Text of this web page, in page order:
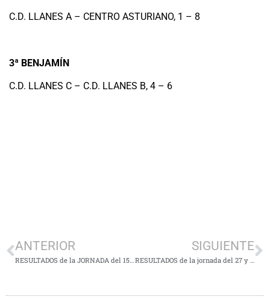
C.D. LLANES A – CENTRO ASTURIANO, 1 – 8
3ª BENJAMÍN
C.D. LLANES C – C.D. LLANES B, 4 – 6
ANTERIOR
RESULTADOS de la JORNADA del 15 y 16 de SEPTIEMBRE
SIGUIENTE
RESULTADOS de la jornada del 27 y 28 de Octubre